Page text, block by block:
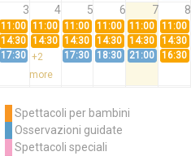
3 4 5 6 7 8
11:00 11:00 11:00 11:00 11:00 11:00
14:30 14:30 14:30 14:30 14:30 14:30
17:30 +2
more
17:30 18:30 21:00 16:30
11:00
14:30
+3
Spettacoli per bambini
Osservazioni guidate
Spettacoli speciali